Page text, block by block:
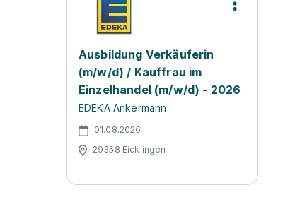
Ausbildung Verkäuferin
(m/w/d) / Kauffrau im
Einzelhandel (m/w/d) - 2026
EDEKA Ankermann
01.08.2026
29358 Eicklingen